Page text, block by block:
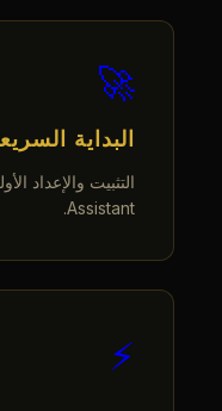
🚀
البداية
Assistant.
⚡